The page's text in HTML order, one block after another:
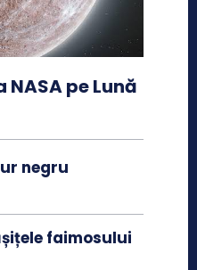
pe Lună
negru
faimosului